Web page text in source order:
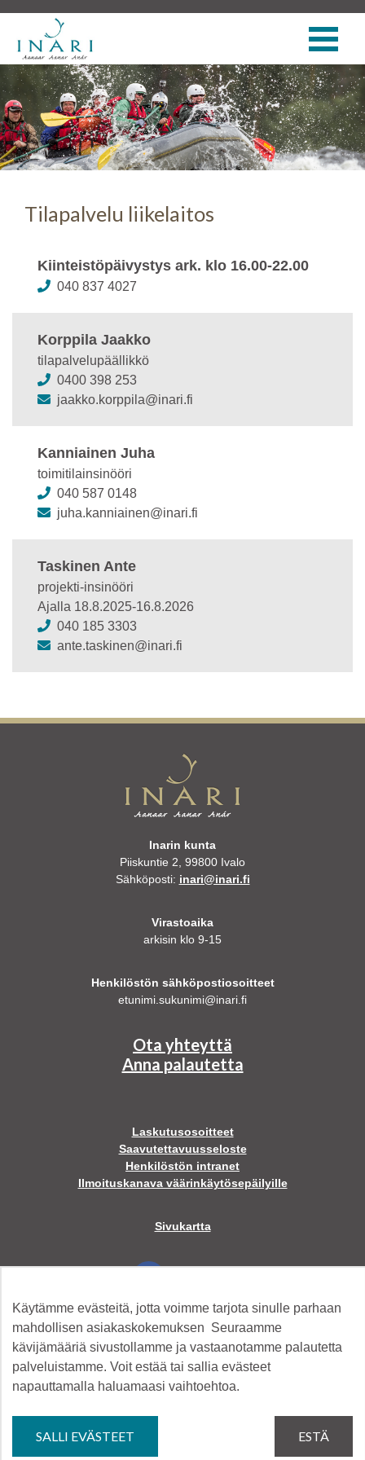
Tilapalvelu liikelaitos
Kiinteistöpäivystys ark. klo 16.00-22.00
040 837 4027
Korppila Jaakko
tilapalvelupäällikkö
0400 398 253
jaakko.korppila@inari.fi
Kanniainen Juha
toimitilainsinööri
040 587 0148
juha.kanniainen@inari.fi
Taskinen Ante
projekti-insinööri
Ajalla 18.8.2025-16.8.2026
040 185 3303
ante.taskinen@inari.fi
Inarin kunta
Piiskuntie 2, 99800 Ivalo
Sähköposti: inari@inari.fi
Virastoaika
arkisin klo 9-15
Henkilöstön sähköpostiosoitteet
etunimi.sukunimi@inari.fi
Ota yhteyttä
Anna palautetta
Laskutusosoitteet
Saavutettavuusseloste
Henkilöstön intranet
Ilmoituskanava väärinkäytösepäilyille
Sivukartta
Twitter
Instagram
Käytämme evästeitä, jotta voimme tarjota sinulle parhaan
mahdollisen asiakaskokemuksen Seuraamme
kävijämääriä sivustollamme ja vastaanotamme palautetta
palveluistamme. Voit estää tai sallia evästeet
napauttamalla haluamaasi vaihtoehtoa.
SALLI EVÄSTEET ESTÄ